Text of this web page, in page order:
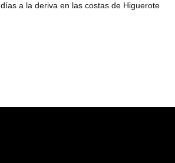
días a la deriva en las costas de Higuerote